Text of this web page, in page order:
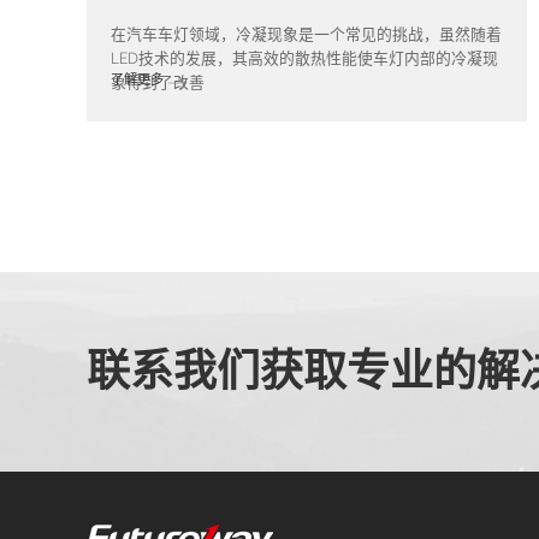
在汽车车灯领域，冷凝现象是一个常见的挑战，虽然随着
LED技术的发展，其高效的散热性能使车灯内部的冷凝现
象得到了改善
了解更多
联系我们获取专业的解